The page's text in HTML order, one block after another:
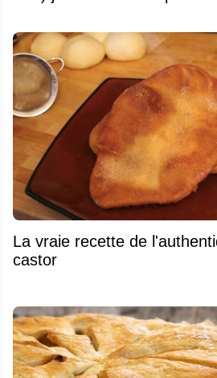
La vraie recette de
castor